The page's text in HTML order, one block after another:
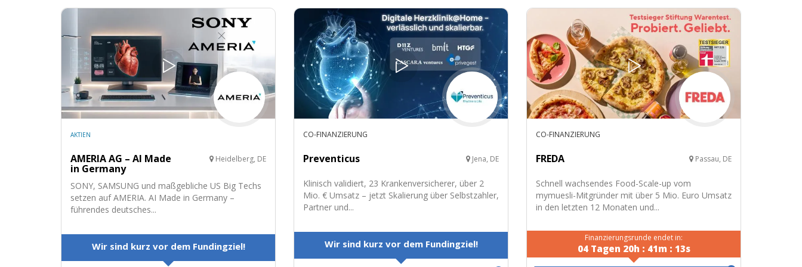
AKTIEN
AMERIA AG – AI Made
in Germany
Heidelberg, DE
SONY, SAMSUNG und maßgebliche US Big Techs
setzen auf AMERIA. AI Made in Germany –
führendes deutsches...
Wir sind kurz vor dem Fundingziel!
CO-FINANZIERUNG
Preventicus Jena, DE
Klinisch validiert, 23 Krankenversicherer, über 2
Mio. € Umsatz – jetzt Skalierung über Selbstzahler,
Partner und...
Wir sind kurz vor dem Fundingziel!
CO-FINANZIERUNG
FREDA Passau, DE
Schnell wachsendes Food-Scale-up vom
mymuesli-Mitgründer mit über 5 Mio. Euro Umsatz
in den letzten 12 Monaten und...
Finanzierungsrunde endet in:
04Tagen 20h : 41m : 12s